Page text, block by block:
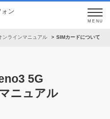
ン
MENU
ラインマニュアル SIMカードについて
5G
ニュアル